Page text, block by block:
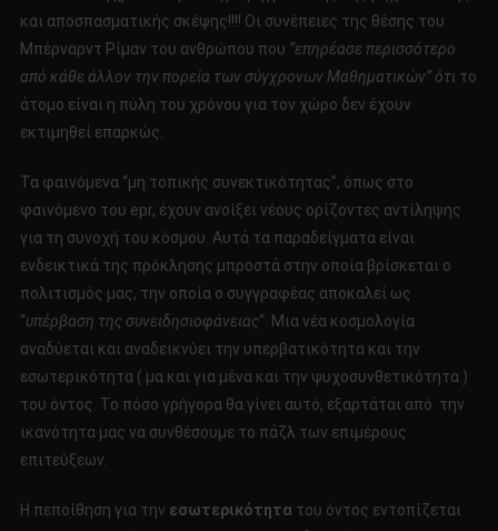
και αποσπασματικής σκέψης!!!! Οι συνέπειες της θέσης του
Μπέρναρντ Ρίμαν του ανθρώπου που “επηρέασε περισσότερο
από κάθε άλλον την πορεία των σύγχρονων Μαθηματικών” ότι το
άτομο είναι η πύλη του χρόνου για τον χώρο δεν έχουν
εκτιμηθεί επαρκώς.
Τα φαινόμενα “μη τοπικής συνεκτικότητας”, όπως στο
φαινόμενο του epr, έχουν ανοίξει νέους ορίζοντες αντίληψης
για τη συνοχή του κόσμου. Αυτά τα παραδείγματα είναι
ενδεικτικά της πρόκλησης μπροστά στην οποία βρίσκεται ο
πολιτισμός μας, την οποία ο συγγραφέας αποκαλεί ως
“υπέρβαση της συνειδησιοφάνειας“. Μια νέα κοσμολογία
αναδύεται και αναδεικνύει την υπερβατικότητα και την
εσωτερικότητα ( μα και για μένα και την ψυχοσυνθετικότητα )
του όντος. Το πόσο γρήγορα θα γίνει αυτό, εξαρτάται από την
ικανότητα μας να συνθέσουμε το πάζλ των επιμέρους
επιτεύξεων.
Η πεποίθηση για την εσωτερικότητατου όντος εντοπίζεται